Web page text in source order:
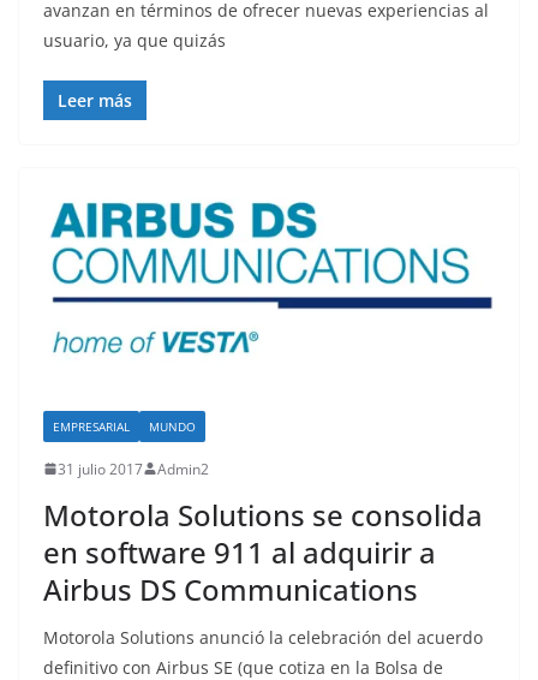
avanzan en términos de ofrecer nuevas experiencias al
usuario, ya que quizás
Leer más
EMPRESARIAL MUNDO
31 julio 2017 Admin2
Motorola Solutions se consolida
en software 911 al adquirir a
Airbus DS Communications
Motorola Solutions anunció la celebración del acuerdo
definitivo con Airbus SE (que cotiza en la Bolsa de